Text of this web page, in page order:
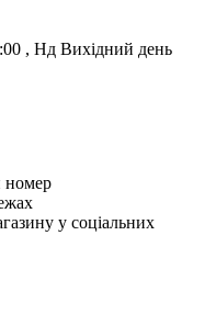
, Нд Вихідний день
номер
у соціальних